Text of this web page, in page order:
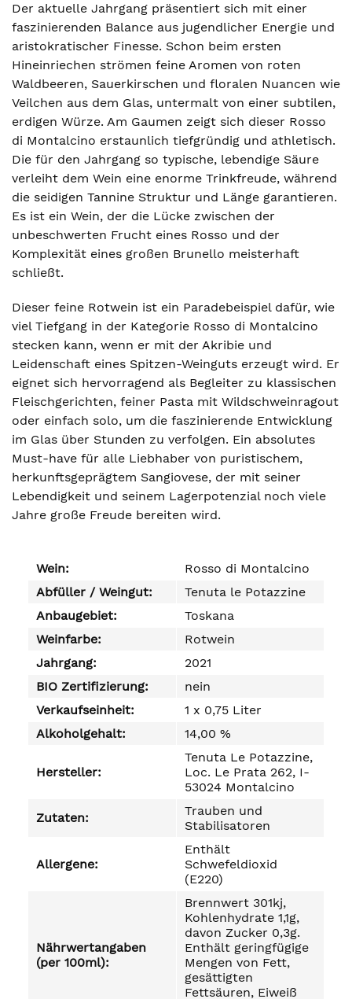
Der aktuelle Jahrgang präsentiert sich mit einer
faszinierenden Balance aus jugendlicher Energie und
aristokratischer Finesse. Schon beim ersten
Hineinriechen strömen feine Aromen von roten
Waldbeeren, Sauerkirschen und floralen Nuancen wie
Veilchen aus dem Glas, untermalt von einer subtilen,
erdigen Würze. Am Gaumen zeigt sich dieser Rosso
di Montalcino erstaunlich tiefgründig und athletisch.
Die für den Jahrgang so typische, lebendige Säure
verleiht dem Wein eine enorme Trinkfreude, während
die seidigen Tannine Struktur und Länge garantieren.
Es ist ein Wein, der die Lücke zwischen der
unbeschwerten Frucht eines Rosso und der
Komplexität eines großen Brunello meisterhaft
schließt.
Dieser feine Rotwein ist ein Paradebeispiel dafür, wie
viel Tiefgang in der Kategorie Rosso di Montalcino
stecken kann, wenn er mit der Akribie und
Leidenschaft eines Spitzen-Weinguts erzeugt wird. Er
eignet sich hervorragend als Begleiter zu klassischen
Fleischgerichten, feiner Pasta mit Wildschweinragout
oder einfach solo, um die faszinierende Entwicklung
im Glas über Stunden zu verfolgen. Ein absolutes
Must-have für alle Liebhaber von puristischem,
herkunftsgeprägtem Sangiovese, der mit seiner
Lebendigkeit und seinem Lagerpotenzial noch viele
Jahre große Freude bereiten wird.
Wein:
Rosso di Montalcino
Abfüller / Weingut:
Tenuta le Potazzine
Anbaugebiet:
Toskana
Weinfarbe:
Rotwein
Jahrgang:
2021
BIO Zertifizierung:
nein
Verkaufseinheit:
1 x 0,75 Liter
Alkoholgehalt:
14,00 %
Hersteller:
Tenuta Le Potazzine,
Loc. Le Prata 262, I-
53024 Montalcino
Zutaten:
Trauben und
Stabilisatoren
Allergene:
Enthält
Schwefeldioxid
(E220)
Nährwertangaben
(per 100ml):
Brennwert 301kj,
Kohlenhydrate 1,1g,
davon Zucker 0,3g.
Enthält geringfügige
Mengen von Fett,
gesättigten
Fettsäuren, Eiweiß